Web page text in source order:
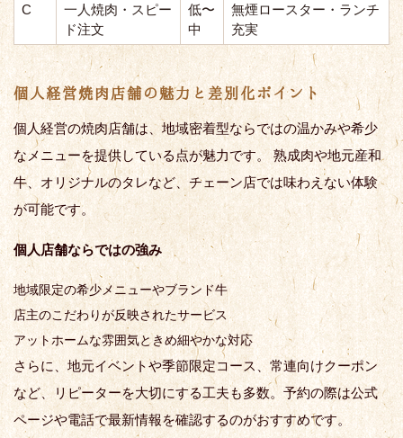
C
一人焼肉・スピー
ド注文
低〜
中
無煙ロースター・ランチ
充実
個人経営焼肉店舗の魅力と差別化ポイント
個人経営の焼肉店舗は、地域密着型ならではの温かみや希少
なメニューを提供している点が魅力です。 熟成肉や地元産和
牛、オリジナルのタレなど、チェーン店では味わえない体験
が可能です。
個人店舗ならではの強み
地域限定の希少メニューやブランド牛
店主のこだわりが反映されたサービス
アットホームな雰囲気ときめ細やかな対応
さらに、地元イベントや季節限定コース、常連向けクーポン
など、リピーターを大切にする工夫も多数。予約の際は公式
ページや電話で最新情報を確認するのがおすすめです。